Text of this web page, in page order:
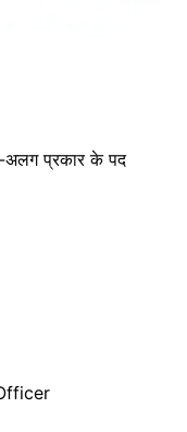
प्रकार के पद